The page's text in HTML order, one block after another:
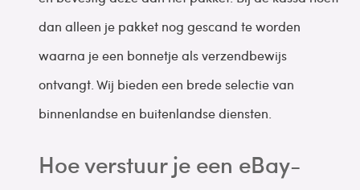
dan alleen je pakket nog gescand te worden
waarna je een bonnetje als verzendbewijs
ontvangt. Wij bieden een brede selectie van
binnenlandse en buitenlandse diensten.
Hoe verstuur je een eBay-